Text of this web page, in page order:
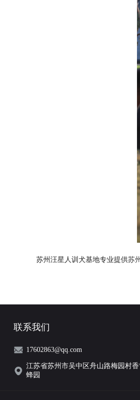
苏州汪星人训犬基地专业提供苏
联系我们
17602863@qq.com
江苏省苏州市吴中区舟山路梅园村
蜂园